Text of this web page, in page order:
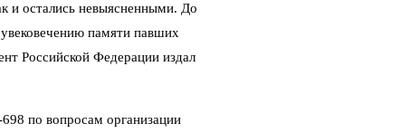
и остались невыясненными. До
памяти павших
Российской Федерации издал
по вопросам организации